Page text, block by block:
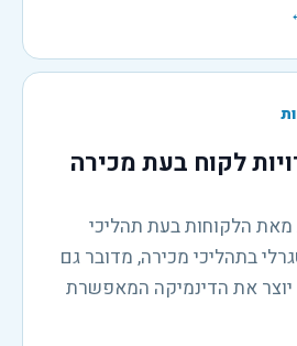
לקוח בעת מכירה
הלקוחות בעת תהליכי
בתהליכי מכירה, מדובר גם
את הדינמיקה המאפשרת